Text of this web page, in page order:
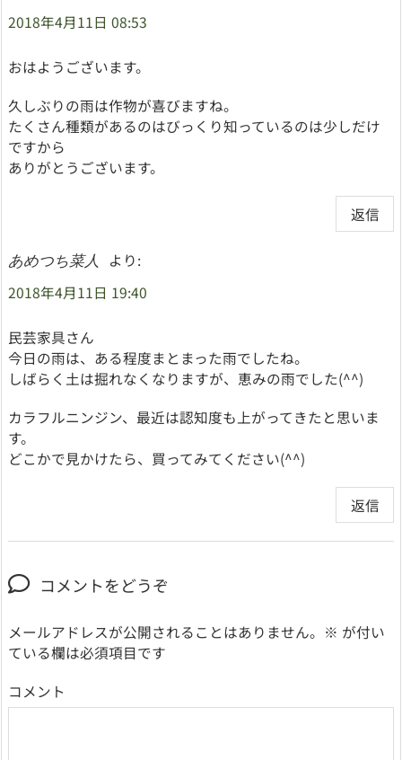
2018年4月11日 08:53
おはようございます。
久しぶりの雨は作物が喜びますね。
たくさん種類があるのはびっくり知っているのは少しだけ
ですから
ありがとうございます。
返信
あめつち菜人
より:
2018年4月11日 19:40
民芸家具さん
今日の雨は、ある程度まとまった雨でしたね。
しばらく土は掘れなくなりますが、恵みの雨でした(^^)
カラフルニンジン、最近は認知度も上がってきたと思いま
す。
どこかで見かけたら、買ってみてください(^^)
返信
コメントをどうぞ
メールアドレスが公開されることはありません。 ※ が付い
ている欄は必須項目です
コメント